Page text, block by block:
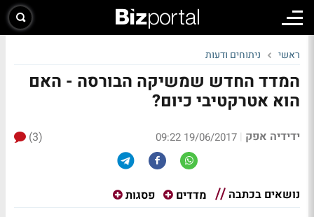
ראשי ניתוחים ודעות
המדד החדש שמשיקה הבורסה - האם
הוא אטרקטיבי כיום?
ידידיה אפק |
19/06/2017 09:22
(3)
נושאים בכתבה מדדים פסגות